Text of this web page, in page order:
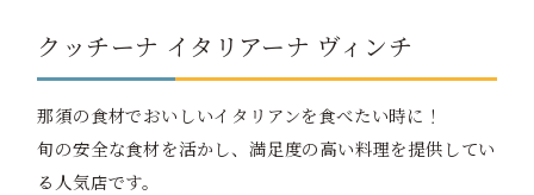
クッチーナ イタリアーナ ヴィンチ
那須の食材でおいしいイタリアンを食べたい時に！
旬の安全な食材を活かし、満足度の高い料理を提供してい
る人気店です。